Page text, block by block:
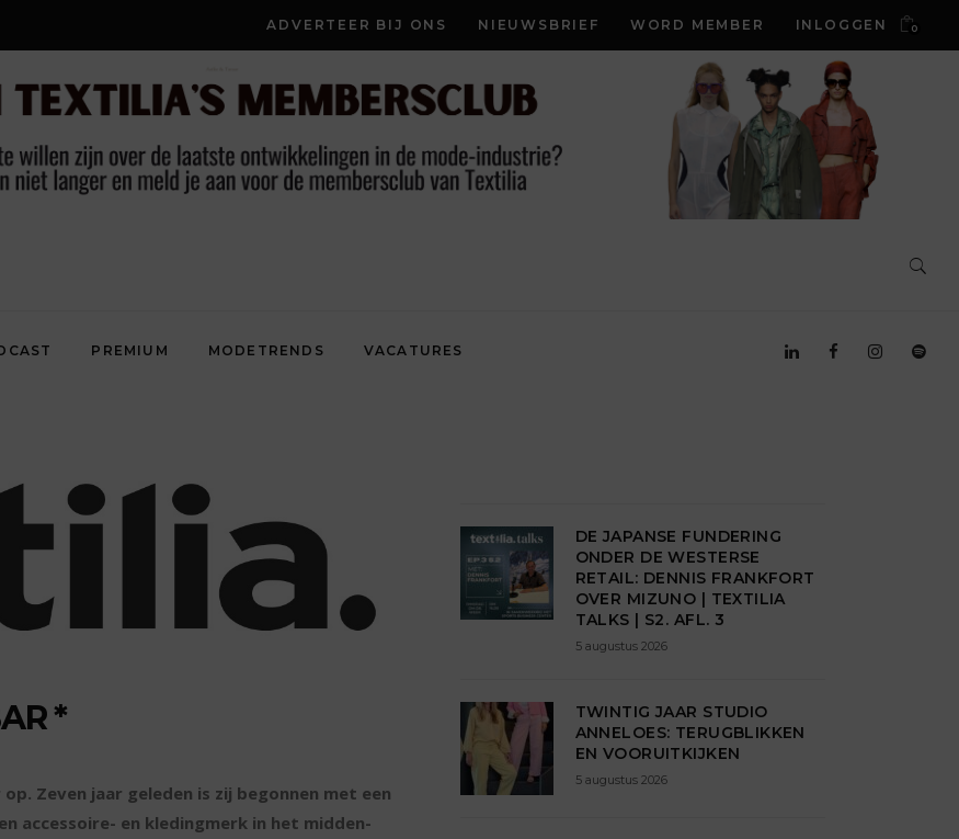
ADVERTEER BIJ ONS NIEUWSBRIEF WORD MEMBER INLOGGEN 0
PREMIUM MODETRENDS VACATURES
*
Zeven jaar geleden is zij begonnen met een
accessoire- en kledingmerk in het midden-
DE JAPANSE FUNDERING
ONDER DE WESTERSE
RETAIL: DENNIS FRANKFORT
OVER MIZUNO | TEXTILIA
TALKS | S2. AFL. 3
5 augustus 2026
TWINTIG JAAR STUDIO
ANNELOES: TERUGBLIKKEN
EN VOORUITKIJKEN
5 augustus 2026